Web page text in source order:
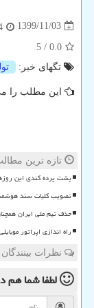
1399/11/03
0.0
/
5
تگهای خبر:
این مطلب را
تازه ترین
پشت پرده کندی این
تصویب کلیات سند
حذف تیم ملی ایران
راه اندازی اپراتور
نظرات
لطفا شما هم